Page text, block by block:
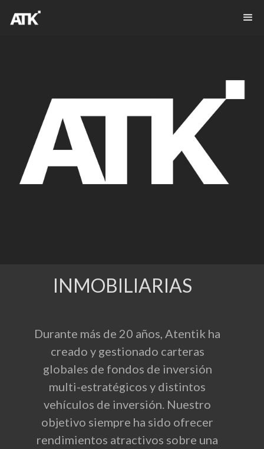
INMOBILIARIAS
Durante más de 20 años, Atentik ha
creado y gestionado carteras
globales de fondos de inversión
multi-estratégicos y distintos
vehículos de inversión. Nuestro
objetivo siempre ha sido ofrecer
rendimientos atractivos sobre una